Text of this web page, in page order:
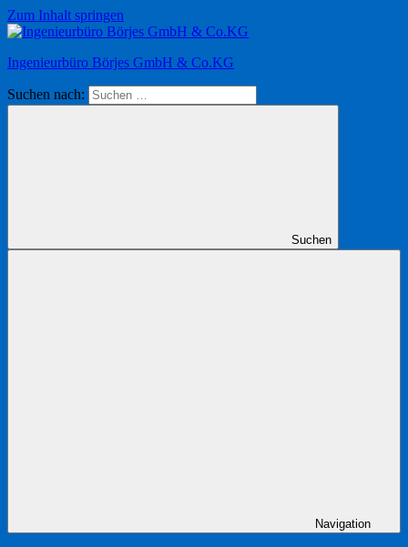
Zum Inhalt springen
Ingenieurbüro Börjes GmbH & Co.KG
Suchen nach:
Suchen
Navigation